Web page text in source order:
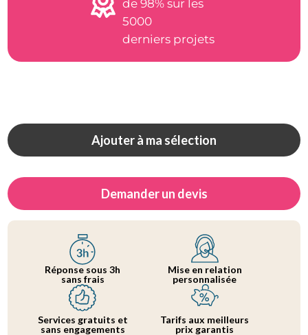
de 98% sur les
5000
derniers projets
Ajouter à ma sélection
Demander un devis
Réponse sous 3h
sans frais
Mise en relation
personnalisée
Services gratuits et
sans engagements
Tarifs aux meilleurs
prix garantis